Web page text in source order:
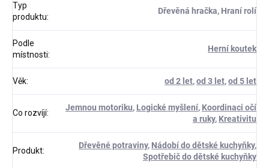
Typ
produktu:
Dřevěná hračka, Hraní rolí
Podle
místnosti:
Herní koutek
Věk: od 2 let,od 3 let,od 5 let
Co rozvíjí:
Jemnou motoriku, Logické myšlení, Koordinaci očí
a ruky, Kreativitu
Produkt:
Dřevěné potraviny, Nádobí do dětské kuchyňky,
Spotřebič do dětské kuchyňky